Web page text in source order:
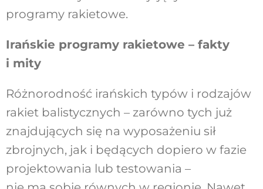
programy rakietowe.
Irańskie programy rakietowe – fakty
i mity
Różnorodność irańskich typów i rodzajów
rakiet balistycznych – zarówno tych już
znajdujących się na wyposażeniu sił
zbrojnych, jak i będących dopiero w fazie
projektowania lub testowania –